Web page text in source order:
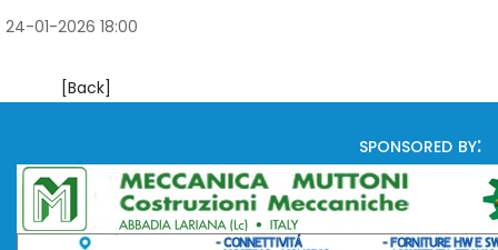
24-01-2026 18:00
[Back]
sponsored by: